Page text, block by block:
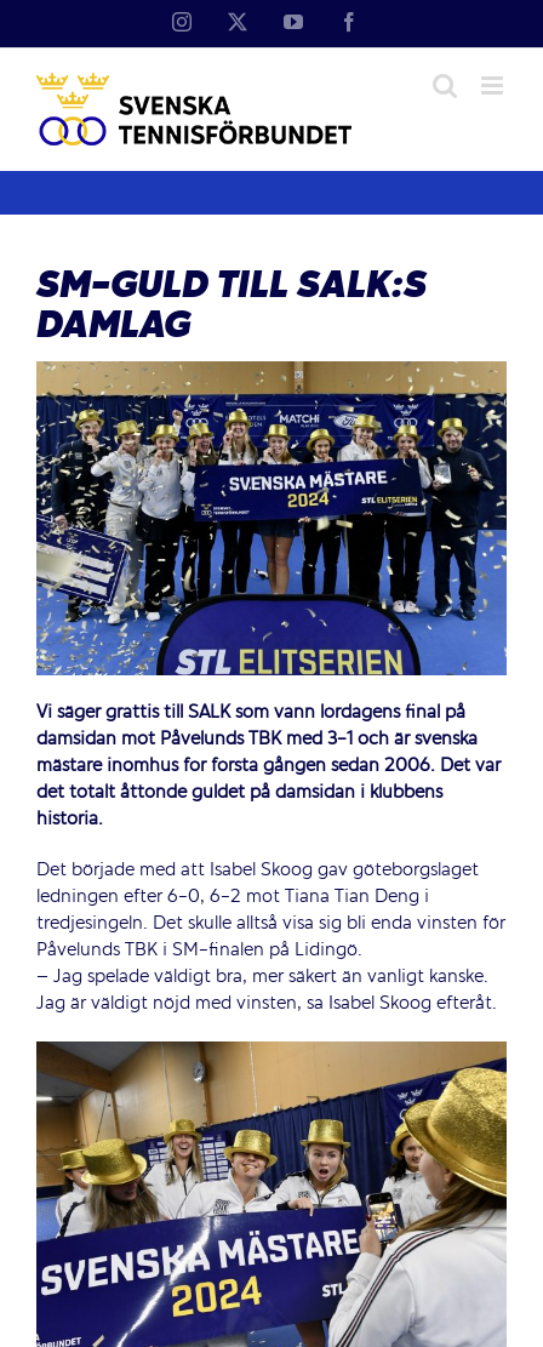
Instagram YouTube
SM-GULD TILL SALK:S
DAMLAG
Vi säger grattis till SALK som vann lördagens final på
damsidan mot Påvelunds TBK med 3-1 och är svenska
mästare inomhus för första gången sedan 2006. Det var
det totalt åttonde guldet på damsidan i klubbens
historia.
Det började med att Isabel Skoog gav göteborgslaget
ledningen efter 6-0, 6-2 mot Tiana Tian Deng i
tredjesingeln. Det skulle alltså visa sig bli enda vinsten för
Påvelunds TBK i SM-finalen på Lidingö.
– Jag spelade väldigt bra, mer säkert än vanligt kanske.
Jag är väldigt nöjd med vinsten, sa Isabel Skoog efteråt.